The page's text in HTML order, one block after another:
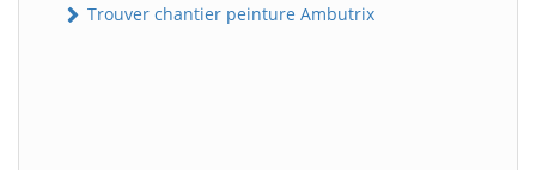
Trouver chantier peinture Ambutrix